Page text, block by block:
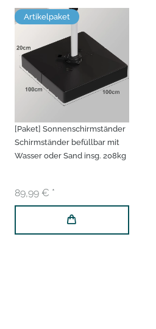
Artikelpaket
[Paket] Sonnenschirmständer
Schirmständer befüllbar mit
Wasser oder Sand insg. 208kg
89,99 € *